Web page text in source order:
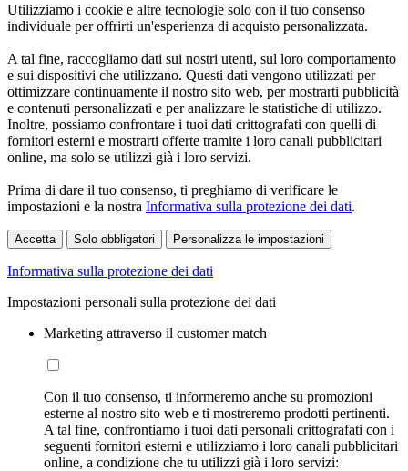
Utilizziamo i cookie e altre tecnologie solo con il tuo consenso
individuale per offrirti un'esperienza di acquisto personalizzata.
A tal fine, raccogliamo dati sui nostri utenti, sul loro comportamento
e sui dispositivi che utilizzano. Questi dati vengono utilizzati per
ottimizzare continuamente il nostro sito web, per mostrarti pubblicità
e contenuti personalizzati e per analizzare le statistiche di utilizzo.
Inoltre, possiamo confrontare i tuoi dati crittografati con quelli di
fornitori esterni e mostrarti offerte tramite i loro canali pubblicitari
online, ma solo se utilizzi già i loro servizi.
Prima di dare il tuo consenso, ti preghiamo di verificare le
impostazioni e la nostra Informativa sulla protezione dei dati.
Accetta Solo obbligatori Personalizza le impostazioni
Informativa sulla protezione dei dati
Impostazioni personali sulla protezione dei dati
Marketing attraverso il customer match
Con il tuo consenso, ti informeremo anche su promozioni
esterne al nostro sito web e ti mostreremo prodotti pertinenti.
A tal fine, confrontiamo i tuoi dati personali crittografati con i
seguenti fornitori esterni e utilizziamo i loro canali pubblicitari
online, a condizione che tu utilizzi già i loro servizi: